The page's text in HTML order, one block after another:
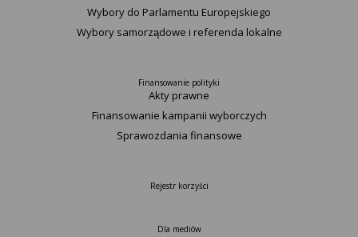
Wybory do Parlamentu Europejskiego
Wybory samorządowe i referenda lokalne
Finansowanie polityki
Akty prawne
Finansowanie kampanii wyborczych
Sprawozdania finansowe
Rejestr korzyści
Dla mediów